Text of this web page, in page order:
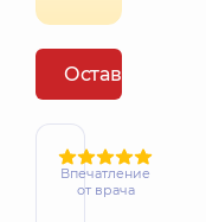
Оставить отзыв
Впечатление
от врача